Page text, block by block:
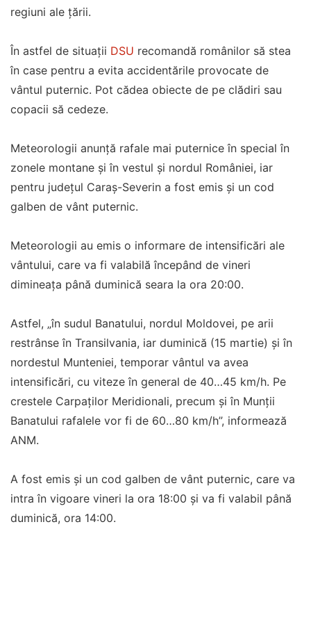
regiuni ale țării.
În astfel de situații DSU recomandă românilor să stea
în case pentru a evita accidentările provocate de
vântul puternic. Pot cădea obiecte de pe clădiri sau
copacii să cedeze.
Meteorologii anunță rafale mai puternice în special în
zonele montane și în vestul și nordul României, iar
pentru județul Caraș-Severin a fost emis și un cod
galben de vânt puternic.
Meteorologii au emis o informare de intensificări ale
vântului, care va fi valabilă începând de vineri
dimineața până duminică seara la ora 20:00.
Astfel, „în sudul Banatului, nordul Moldovei, pe arii
restrânse în Transilvania, iar duminică (15 martie) și în
nordestul Munteniei, temporar vântul va avea
intensificări, cu viteze în general de 40…45 km/h. Pe
crestele Carpaților Meridionali, precum și în Munții
Banatului rafalele vor fi de 60…80 km/h”, informează
ANM.
A fost emis și un cod galben de vânt puternic, care va
intra în vigoare vineri la ora 18:00 și va fi valabil până
duminică, ora 14:00.